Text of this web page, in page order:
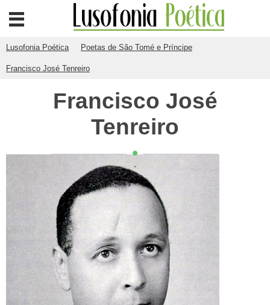
Lusofonia Poética Poetas de São Tomé e Príncipe
Francisco José Tenreiro
Francisco José
Tenreiro